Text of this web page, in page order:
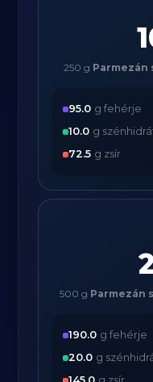
250 g Parmezán
95.0 g fehérje
10.0 g
72.5 g zsír
500 g Parmezán
190.0 g fehérje
20.0 g